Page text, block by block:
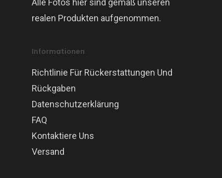
Alle Fotos hier sind gemäß unseren
realen Produkten aufgenommen.
Informationen
Richtlinie Für Rückerstattungen Und
Rückgaben
Datenschutzerklärung
FAQ
Kontaktiere Uns
Versand